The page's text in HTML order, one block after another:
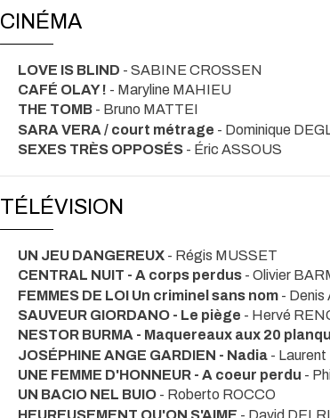
CINÉMA
LOVE IS BLIND - SABINE CROSSEN
CAFÉ OLAY ! - Maryline MAHIEU
THE TOMB - Bruno MATTEI
SARA VERA / court métrage - Dominique
SEXES TRÈS OPPOSÉS - Éric ASSOUS
TÉLÉVISION
UN JEU DANGEREUX - Régis MUSSET
CENTRAL NUIT - A corps perdus - Olivier
FEMMES DE LOI Un criminel sans nom - Denis
SAUVEUR GIORDANO - Le piège - Hervé
NESTOR BURMA - Maquereaux aux 20
JOSÉPHINE ANGE GARDIEN - Nadia -
UNE FEMME D'HONNEUR - A coeur perdu -
UN BACIO NEL BUIO - Roberto ROCCO
HEUREUSEMENT QU'ON S'AIME - David